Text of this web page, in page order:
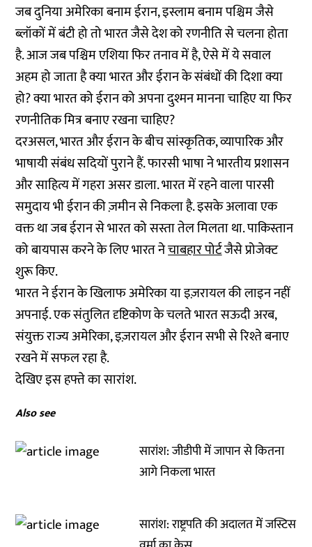
जब दुनिया अमेरिका बनाम ईरान, इस्लाम बनाम पश्चिम जैसे
ब्लॉकों में बंटी हो तो भारत जैसे देश को रणनीति से चलना होता
है. आज जब पश्चिम एशिया फिर तनाव में है, ऐसे में ये सवाल
अहम हो जाता है क्या भारत और ईरान के संबंधों की दिशा क्या
हो? क्या भारत को ईरान को अपना दुश्मन मानना चाहिए या फिर
रणनीतिक मित्र बनाए रखना चाहिए?
दरअसल, भारत और ईरान के बीच सांस्कृतिक, व्यापारिक और
भाषायी संबंध सदियों पुराने हैं. फारसी भाषा ने भारतीय प्रशासन
और साहित्य में गहरा असर डाला. भारत में रहने वाला पारसी
समुदाय भी ईरान की ज़मीन से निकला है. इसके अलावा एक
वक्त था जब ईरान से भारत को सस्ता तेल मिलता था. पाकिस्तान
को बायपास करने के लिए भारत नेचाबहार पोर्टजैसे प्रोजेक्ट
शुरू किए.
भारत ने ईरान के खिलाफ अमेरिका या इज़रायल की लाइन नहीं
अपनाई. एक संतुलित दृष्टिकोण के चलते भारत सऊदी अरब,
संयुक्त राज्य अमेरिका, इज़रायल और ईरान सभी से रिश्ते बनाए
रखने में सफल रहा है.
देखिए इस हफ्ते का सारांश.
Also see
सारांश: जीडीपी में जापान से कितना
आगे निकला भारत
सारांश: राष्ट्रपति की अदालत में जस्टिस